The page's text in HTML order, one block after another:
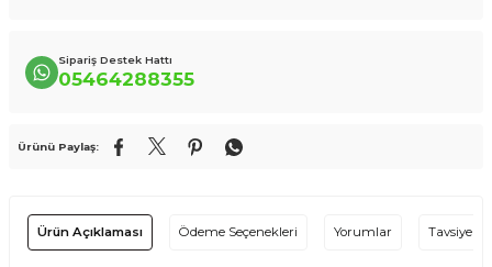
Sipariş Destek Hattı
05464288355
Ürünü Paylaş:
Ürün Açıklaması Ödeme Seçenekleri Yorumlar Tavsiye Et